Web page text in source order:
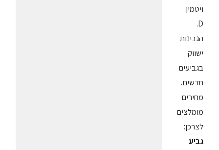
ויטמין
D.
הגבינות
ישווק
בגביעים
חדשים.
מחירים
מומלצים
לצרכן:
גביע